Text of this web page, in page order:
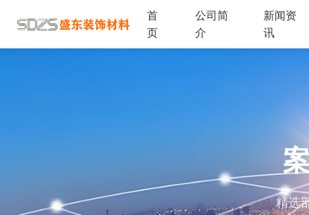
首
页
公司简
介
新闻资
讯
精选